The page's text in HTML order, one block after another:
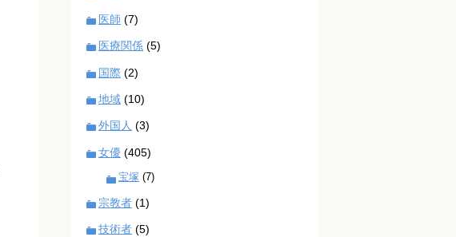
医師 (7)
医療関係 (5)
国際 (2)
地域 (10)
外国人 (3)
女優 (405)
宝塚 (7)
宗教者 (1)
技術者 (5)